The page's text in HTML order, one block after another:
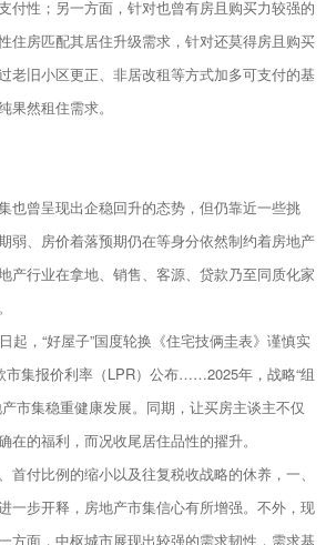
付性；另一方面，针对也曾有房且购买力较强的
住房匹配其居住升级需求，针对还莫得房且购买
老旧小区更正、非居改租等方式加多可支付的基
然租住需求。
曾呈现出企稳回升的态势，但仍靠近一些挑
弱、房价着落预期仍在等身分依然制约着房地产
产行业在拿地、销售、客源、贷款乃至同质化家
，“好屋子”国度轮换《住宅技俩圭表》谨慎实
市集报价利率（LPR）公布……2025年，战略“组
市集稳重健康发展。同期，让买房主谈主不仅
在的福利，而况收尾居住品性的擢升。
付比例的缩小以及往复税收战略的休养，一、
一步开释，房地产市集信心有所增强。不外，现
方面，中枢城市展现出较强的需求韧性，需求基